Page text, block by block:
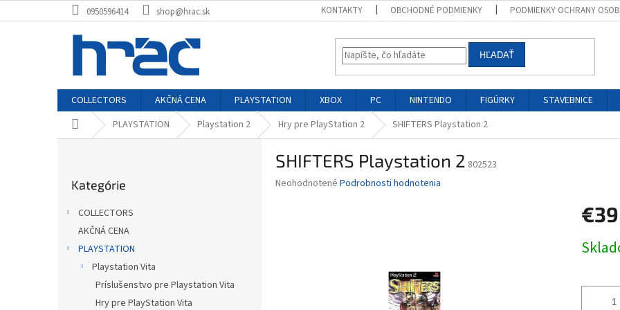
na
0950596414 shop@hrac.sk KONTAKTY OBCHODNÉ PODMIENKY PODMIENKY OCHRANY
HĽADAŤ
COLLECTORS AKČNÁ CENA PLAYSTATION XBOX PC NINTENDO FIGÚRKY STAVEBNICE
DomovPLAYSTATION Playstation 2 Hry pre PlayStation 2 SHIFTERS Playstation 2
kategórie
Kategórie
COLLECTORS
AKČNÁ CENA
PLAYSTATION
Playstation Vita
Príslušenstvo pre Playstation Vita
Hry pre PlayStation Vita
SHIFTERS Playstation 2 802523
Priemerné
Neohodnotené Podrobnosti hodnotenia
€39
cena: